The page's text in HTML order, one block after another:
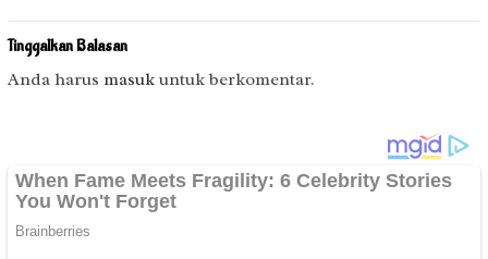
Tinggalkan Balasan
Anda harus masuk untuk berkomentar.